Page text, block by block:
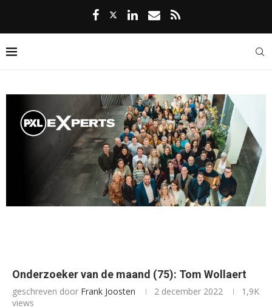
Onderzoeker van de maand (75): Tom Wollaert
geschreven door Frank Joosten 2 december 2022
1,9K
views